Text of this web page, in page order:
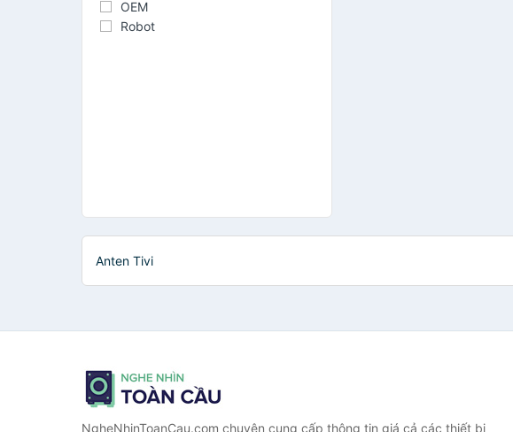
OEM
Robot
Anten Tivi
NgheNhinToanCau.com chuyên cung cấp thông tin giá cả các thiết bị